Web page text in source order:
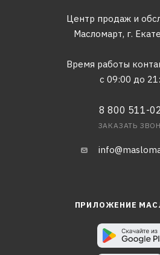
Центр продаж и
Масломарт, г.
Время работы
с 09:00 до
8 800 511-
ЗАКАЗАТЬ
ПРИЛОЖЕНИЕ